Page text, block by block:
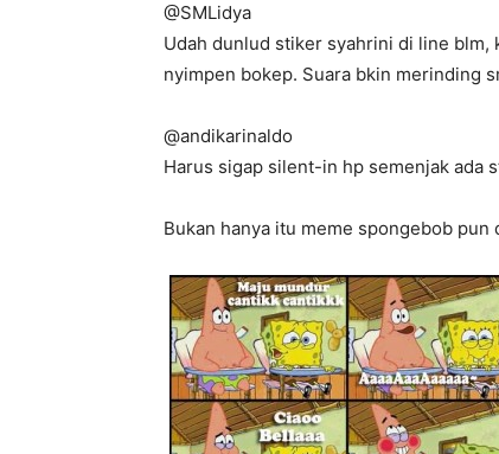
@SMLidya
Udah dunlud stiker syahrini di line blm,
nyimpen bokep. Suara bkin merinding
@andikarinaldo
Harus sigap silent-in hp semenjak ada
Bukan hanya itu meme spongebob